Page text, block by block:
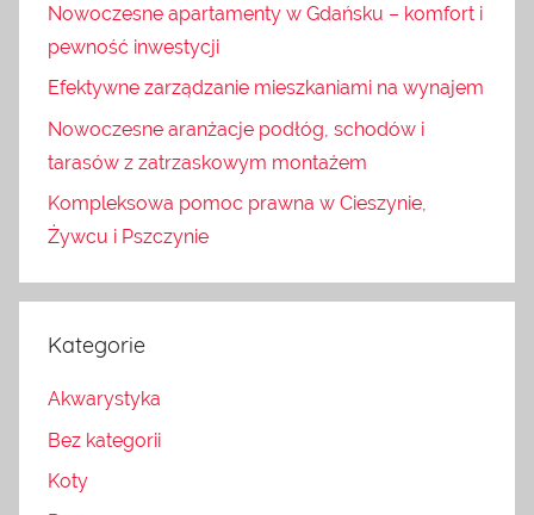
Nowoczesne apartamenty w Gdańsku – komfort i
pewność inwestycji
Efektywne zarządzanie mieszkaniami na wynajem
Nowoczesne aranżacje podłóg, schodów i
tarasów z zatrzaskowym montażem
Kompleksowa pomoc prawna w Cieszynie,
Żywcu i Pszczynie
Kategorie
Akwarystyka
Bez kategorii
Koty